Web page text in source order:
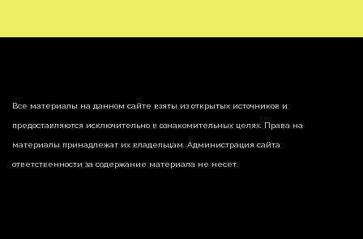
Все материалы на данном сайте взяты из открытых источников и
предоставляются исключительно в ознакомительных целях. Права на
материалы принадлежат их владельцам. Администрация сайта
ответственности за содержание материала не несет.